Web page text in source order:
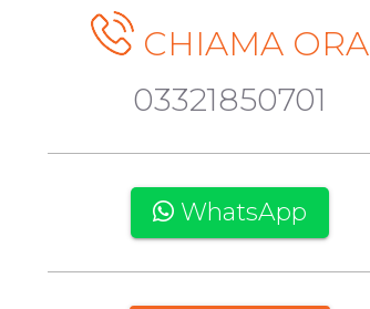
CHIAMA ORA
03321850701
WhatsApp